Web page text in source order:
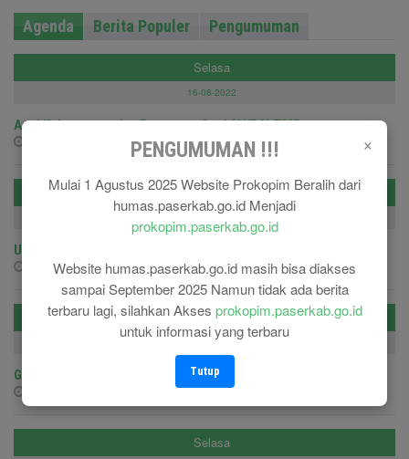
×
PENGUMUMAN !!!
Mulai 1 Agustus 2025 Website Prokopim Beralih dari
humas.paserkab.go.id Menjadi
prokopim.paserkab.go.id
Website humas.paserkab.go.id masih bisa diakses
sampai September 2025 Namun tidak ada berita
terbaru lagi, silahkan Akses prokopim.paserkab.go.id
untuk informasi yang terbaru
Tutup
Agenda Berita Populer Pengumuman
Selasa
16-08-2022
Apel Kehormatan dan Renungan Suci (AKRS) TMP
16-08-2022 - 16-08-2022
Senin
15-08-2022
Upacara Pengkuhan Anggota PASKIBRAKA
15-08-2022 - 15-08-2022
Senin
15-08-2022
Gerak Jalan
Selasa